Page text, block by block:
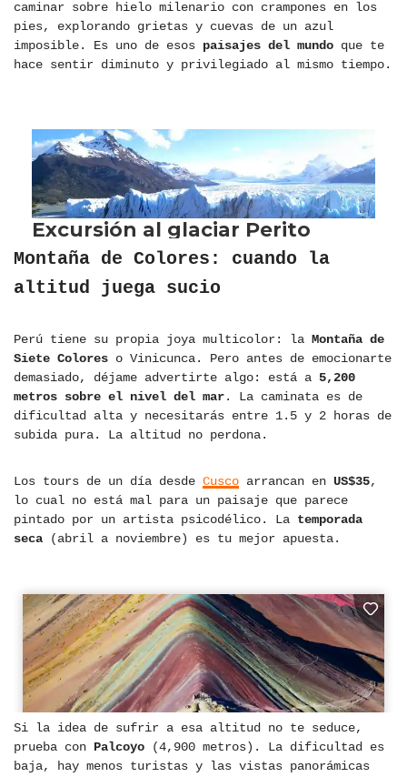
caminar sobre hielo milenario con crampones en los
pies, explorando grietas y cuevas de un azul
imposible. Es uno de esos paisajes del mundo que te
hace sentir diminuto y privilegiado al mismo tiempo.
Montaña de Colores: cuando la
altitud juega sucio
Perú tiene su propia joya multicolor: la Montaña de
Siete Colores o Vinicunca. Pero antes de emocionarte
demasiado, déjame advertirte algo: está a 5,200
metros sobre el nivel del mar. La caminata es de
dificultad alta y necesitarás entre 1.5 y 2 horas de
subida pura. La altitud no perdona.
Los tours de un día desde Cusco arrancan en US$35,
lo cual no está mal para un paisaje que parece
pintado por un artista psicodélico. La temporada
seca (abril a noviembre) es tu mejor apuesta.
Si la idea de sufrir a esa altitud no te seduce,
prueba con Palcoyo (4,900 metros). La dificultad es
baja, hay menos turistas y las vistas panorámicas